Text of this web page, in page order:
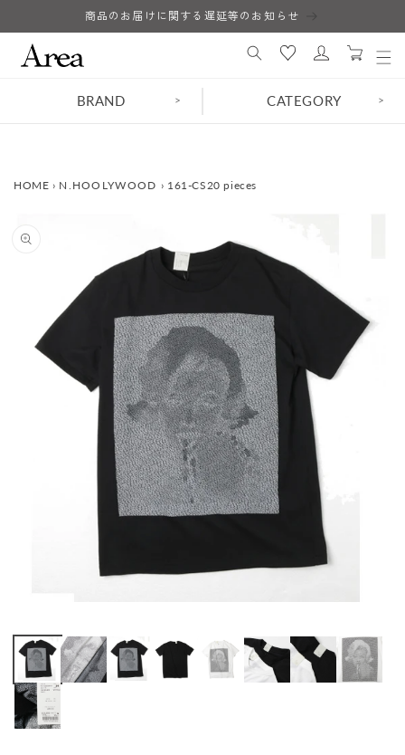
進む
商品のお届けに関する遅延等のお知らせ
ロ
イ
カ
ー
BRAND > CATEGORY >
HOME › N.HOOLYWOOD › 161-CS20 pieces